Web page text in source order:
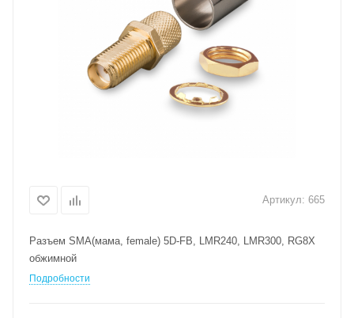
Артикул: 665
Разъем SMA(мама, female) 5D-FB, LMR240, LMR300, RG8X
обжимной
Подробности